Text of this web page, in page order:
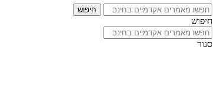
חיפוש
חיפוש
סגור